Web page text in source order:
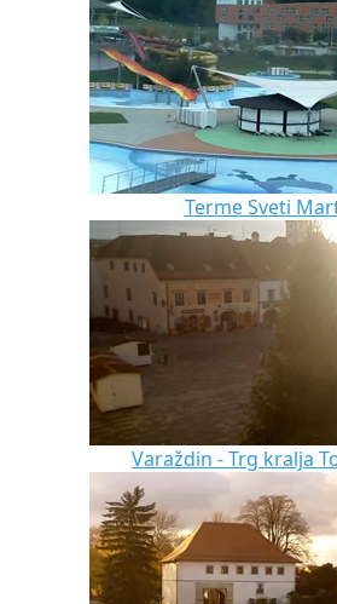
Terme Sveti
Varaždin - Trg kralja